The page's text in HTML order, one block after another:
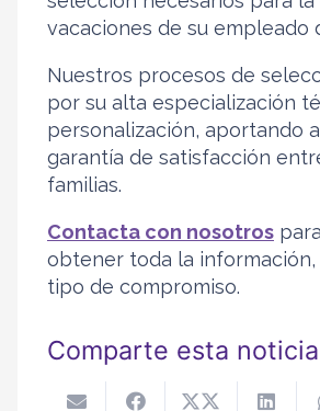
vacaciones de su empleado
Nuestros procesos de
por su alta especialización
personalización, aportando
garantía de satisfacción
familias.
Contacta con nosotros
obtener toda la información,
tipo de compromiso.
Comparte esta noticia